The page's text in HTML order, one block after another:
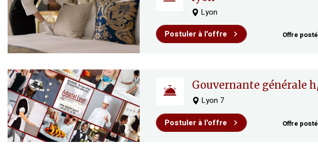
Lyon
Postuler à l'offre
Offre
gouvernante générale
Lyon 7
Postuler à l'offre Offre